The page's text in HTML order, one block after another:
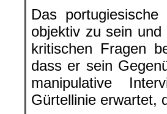
Das
objektiv zu sein
kritischen Fragen
dass er sein
manipulative
Gürtellinie erwartet,